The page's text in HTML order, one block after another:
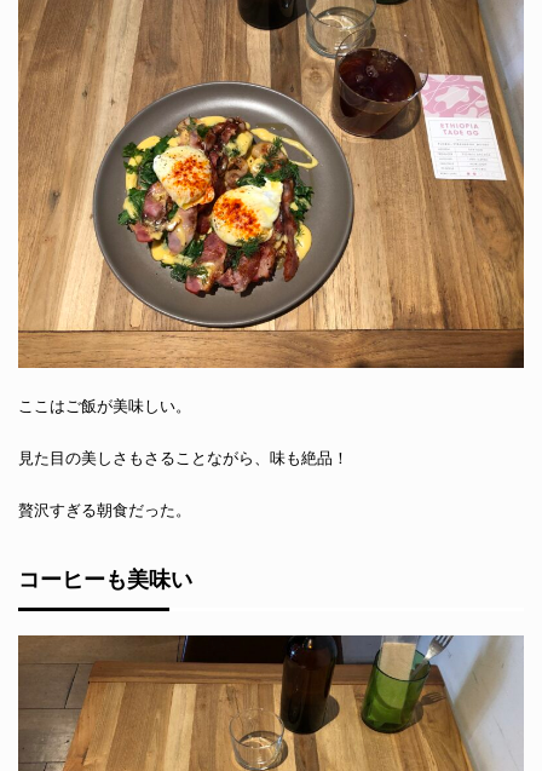
ここはご飯が美味しい。
見た目の美しさもさることながら、味も絶品！
贅沢すぎる朝食だった。
コーヒーも美味い